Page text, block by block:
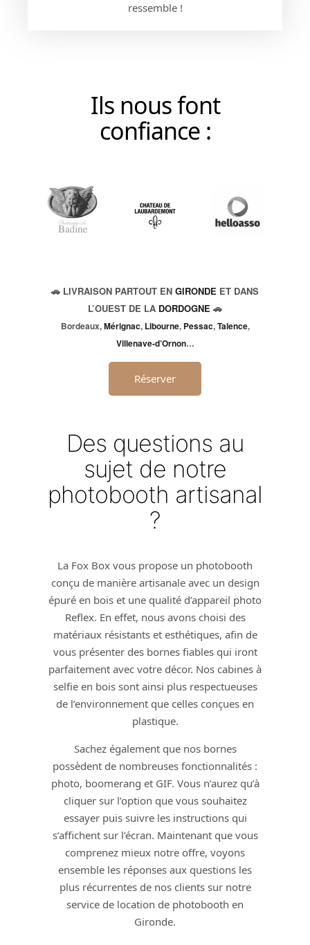
ressemble !
Ils nous font
confiance :
🚗 LIVRAISON PARTOUT EN GIRONDE ET DANS
L’OUEST DE LA DORDOGNE 🚗
Bordeaux,Mérignac, Libourne, Pessac,Talence,
Villenave-d’Ornon…
Réserver
Des questions au
sujet de notre
photobooth artisanal
?
La Fox Box vous propose un photobooth
conçu de manière artisanale avec un design
épuré en bois et une qualité d’appareil photo
Reflex. En effet, nous avons choisi des
matériaux résistants et esthétiques, afin de
vous présenter des bornes fiables qui iront
parfaitement avec votre décor. Nos cabines à
selfie en bois sont ainsi plus respectueuses
de l’environnement que celles conçues en
plastique.
Sachez également que nos bornes
possèdent de nombreuses fonctionnalités :
photo, boomerang et GIF. Vous n’aurez qu’à
cliquer sur l’option que vous souhaitez
essayer puis suivre les instructions qui
s’affichent sur l’écran. Maintenant que vous
comprenez mieux notre offre, voyons
ensemble les réponses aux questions les
plus récurrentes de nos clients sur notre
service de location de photobooth en
Gironde.